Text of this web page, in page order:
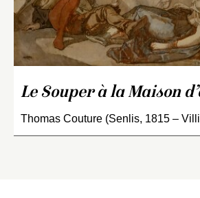
Le Souper à la Maison
Thomas Couture (Senlis, 1815 –